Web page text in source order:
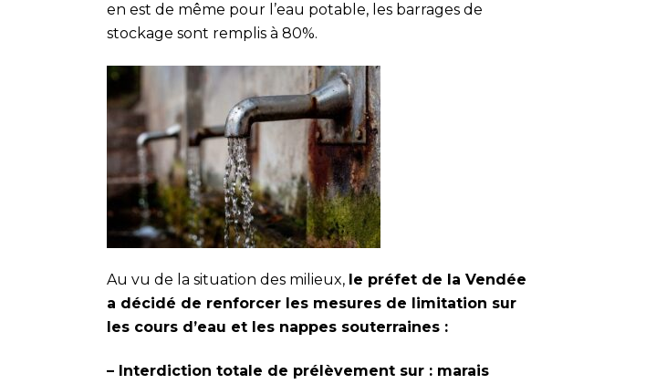
en est de même pour l’eau potable, les barrages de
stockage sont remplis à 80%.
Au vu de la situation des milieux, le préfet de la Vendée
a décidé de renforcer les mesures de limitation sur
les cours d’eau et les nappes souterraines :
– Interdiction totale de prélèvement sur : marais